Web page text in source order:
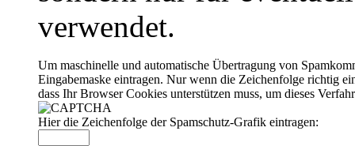
verwendet.
Um maschinelle und automatische Übertragung von
Eingabemaske eintragen. Nur wenn die Zeichenfolge richtig
dass Ihr Browser Cookies unterstützen muss, um dieses
Hier die Zeichenfolge der Spamschutz-Grafik eintragen: